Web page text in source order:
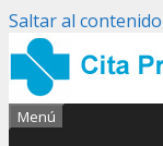
Saltar al contenido
Menú